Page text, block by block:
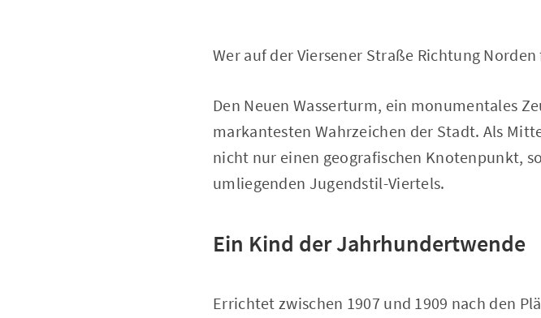
Wer auf der Viersener Straße Richtung
Den Neuen Wasserturm, ein monumentales
markantesten Wahrzeichen der Stadt. Als
nicht nur einen geografischen Knotenpunkt,
umliegenden Jugendstil-Viertels.
Ein Kind der Jahrhundertwende
Errichtet zwischen 1907 und 1909 nach den